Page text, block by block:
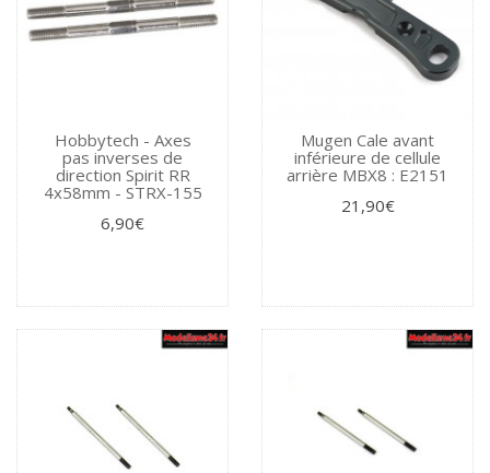
Hobbytech - Axes
pas inverses de
direction Spirit RR
4x58mm - STRX-155
6,90€
Mugen Cale avant
inférieure de cellule
arrière MBX8 : E2151
21,90€